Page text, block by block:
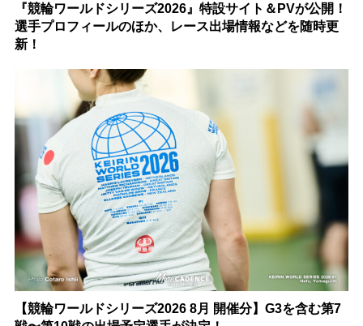
『競輪ワールドシリーズ2026』特設サイト＆PVが公開！
選手プロフィールのほか、レース出場情報などを随時更
新！
【競輪ワールドシリーズ2026 8月 開催分】G3を含む第7